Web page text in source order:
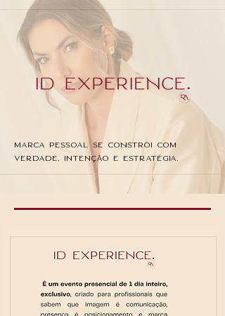
MARCA PESSOAL SE CONSTRÓI com
verdade, intenÇÃo e estratÉgia.